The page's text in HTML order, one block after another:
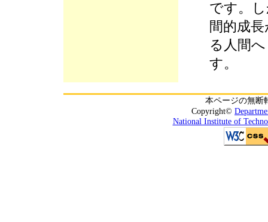
です。
間的成
る人間
す。
本ページの無断
Copyright©
National Institute of